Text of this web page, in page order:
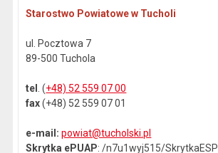
Starostwo Powiatowe w Tucholi
ul. Pocztowa 7
89-500 Tuchola
tel . (+48) 52 559 07 00
fax(+48) 52 559 07 01
e-mail:powiat@tucholski.pl
Skrytka ePUAP: /n7u1wyj515/SkrytkaESP